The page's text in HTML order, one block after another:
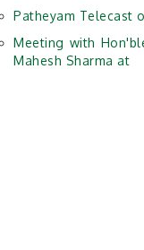
Patheyam Telecast
Meeting with
Mahesh Sharma at